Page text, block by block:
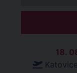
18.
Katovice